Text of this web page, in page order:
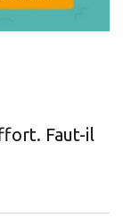
Faut-il